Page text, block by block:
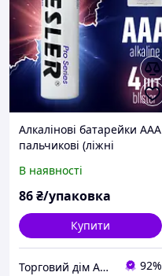
Алкалінові батарейки AAA
пальчикові (ліжні
LR03, 4 шт
В наявності
86₴/упаковка
Купити
Торговий дім ARMADA PACK 92%